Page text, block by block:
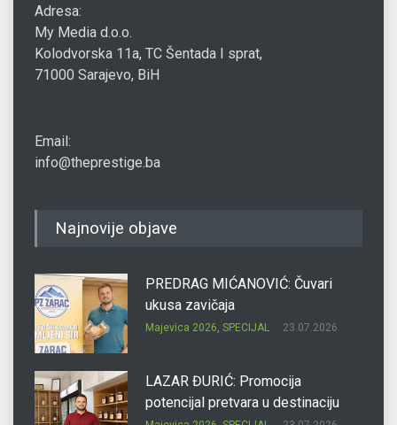
Adresa:
My Media d.o.o.
Kolodvorska 11a, TC Šentada I sprat,
71000 Sarajevo, BiH
Email:
info@theprestige.ba
Najnovije objave
PREDRAG MIĆANOVIĆ: Čuvari
ukusa zavičaja
Majevica 2026, SPECIJAL 23.07.2026.
LAZAR ĐURIĆ: Promocija
potencijal pretvara u destinaciju